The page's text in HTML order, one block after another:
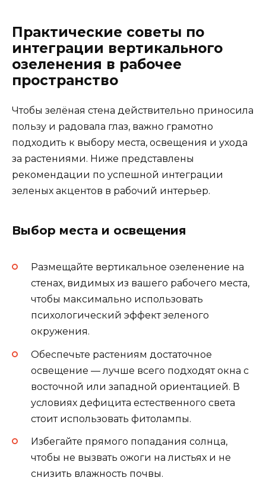
Практические советы по
интеграции вертикального
озеленения в рабочее
пространство
Чтобы зелёная стена действительно приносила
пользу и радовала глаз, важно грамотно
подходить к выбору места, освещения и ухода
за растениями. Ниже представлены
рекомендации по успешной интеграции
зеленых акцентов в рабочий интерьер.
Выбор места и освещения
Размещайте вертикальное озеленение на
стенах, видимых из вашего рабочего места,
чтобы максимально использовать
психологический эффект зеленого
окружения.
Обеспечьте растениям достаточное
освещение — лучше всего подходят окна с
восточной или западной ориентацией. В
условиях дефицита естественного света
стоит использовать фитолампы.
Избегайте прямого попадания солнца,
чтобы не вызвать ожоги на листьях и не
снизить влажность почвы.